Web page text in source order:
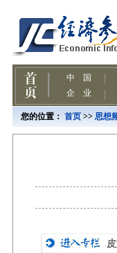
您的位置： 首页 >> 思想